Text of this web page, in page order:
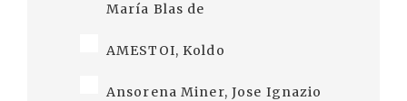
María Blas de
AMESTOI, Koldo
Ansorena Miner, Jose Ignazio